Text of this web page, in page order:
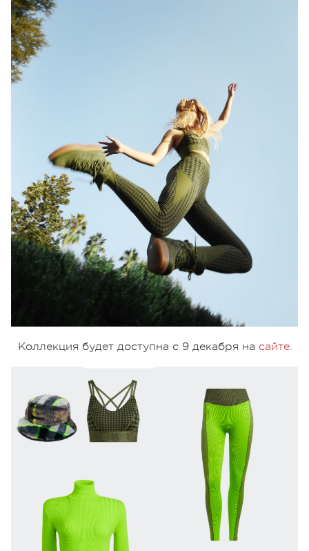
Коллекция будет доступна с 9 декабря на сайте.